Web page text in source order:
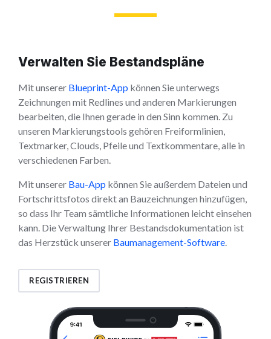
Verwalten Sie Bestandspläne
Mit unserer Blueprint-App können Sie unterwegs
Zeichnungen mit Redlines und anderen Markierungen
bearbeiten, die Ihnen gerade in den Sinn kommen. Zu
unseren Markierungstools gehören Freiformlinien,
Textmarker, Clouds, Pfeile und Textkommentare, alle in
verschiedenen Farben.
Mit unserer Bau-App können Sie außerdem Dateien und
Fortschrittsfotos direkt an Bauzeichnungen hinzufügen,
so dass Ihr Team sämtliche Informationen leicht einsehen
kann. Die Verwaltung Ihrer Bestandsdokumentation ist
das Herzstück unserer Baumanagement-Software.
REGISTRIEREN